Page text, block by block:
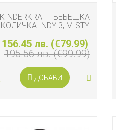
KINDERKRAFT БЕБЕШКА
КОЛИЧКА INDY 3, MISTY
156.45 лв. (€79.99)
195.56 лв. (€99.99)
ДОБАВИ